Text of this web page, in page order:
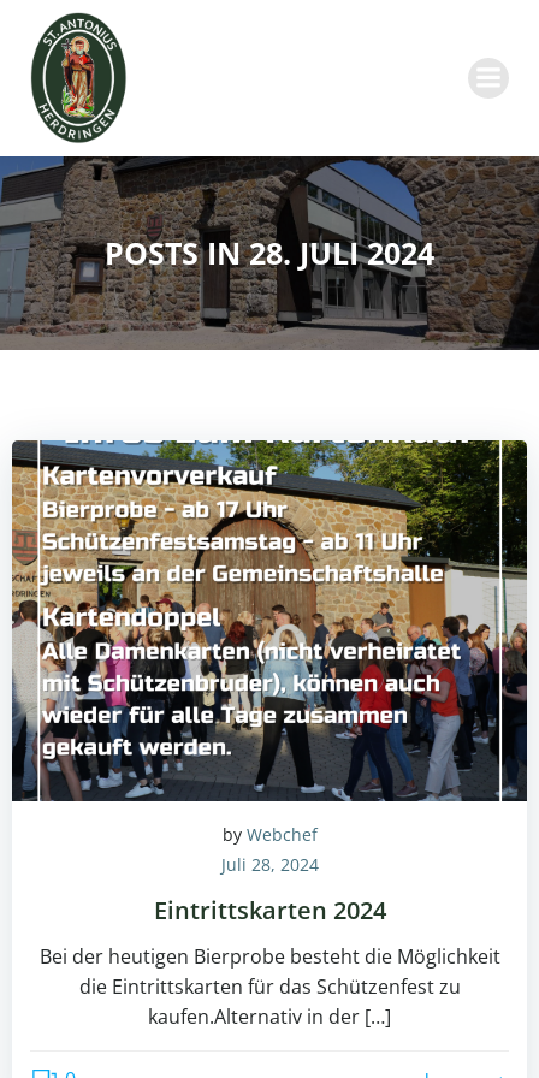
POSTS IN 28. JULI 2024
by Webchef
Juli 28, 2024
Eintrittskarten 2024
Bei der heutigen Bierprobe besteht die Möglichkeit
die Eintrittskarten für das Schützenfest zu
kaufen.Alternativ in der […]